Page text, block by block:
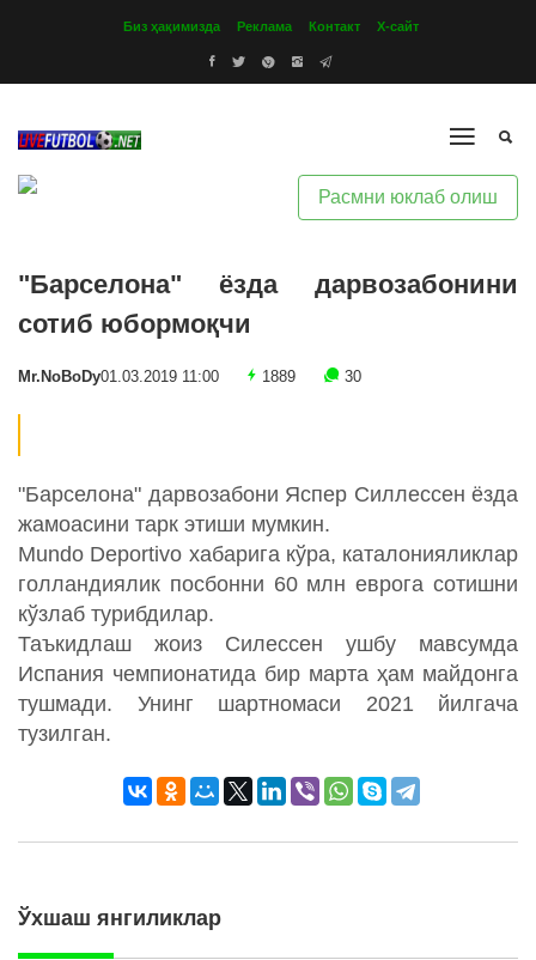
Биз ҳақимизда Реклама Контакт Х-сайт
Расмни юклаб олиш
"Барселона" ёзда дарвозабонини
сотиб юбормоқчи
Mr.NoBoDy01.03.2019 11:00 1889 30
"Барселона" дарвозабони Яспер Силлессен ёзда
жамоасини тарк этиши мумкин.
Mundo Deportivo хабарига кўра, каталонияликлар
голландиялик посбонни 60 млн еврога сотишни
кўзлаб турибдилар.
Таъкидлаш жоиз Силессен ушбу мавсумда
Испания чемпионатида бир марта ҳам майдонга
тушмади. Унинг шартномаси 2021 йилгача
тузилган.
Ўхшаш янгиликлар